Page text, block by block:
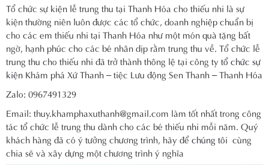
Tổ chức sự kiện lễ trung thu tại Thanh Hóa cho thiếu nhi là sự
kiện thường niên luôn được các tổ chức, doanh nghiệp chuẩn bị
cho các em thiếu nhi tại Thanh Hóa như một món quà tặng bất
ngờ, hạnh phúc cho các bé nhân dịp rằm trung thu về. Tổ chức lễ
trung thu cho thiếu nhi đã trở thành thông lệ tại công ty tổ chức sự
kiện Khám phá Xứ Thanh – tiệc Lưu động Sen Thanh – Thanh Hóa
Zalo: 0967491329
Email: thuy.khamphaxuthanh@gmail.com làm tốt nhất trong công
tác tổ chức lễ trung thu dành cho các bé thiếu nhi mỗi năm. Quý
khách hàng đã có ý tưởng chương trình, hãy đểchúng tôi cùng
chia sẽ và xây dựng một chương trình ý nghĩa